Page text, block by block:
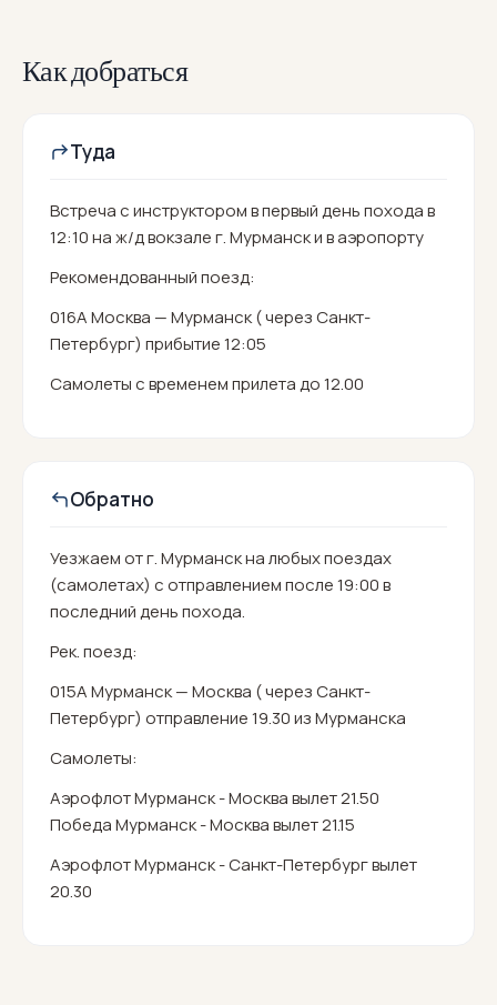
Как добраться
Туда
Встреча с инструктором в первый день похода в
12:10 на ж/д вокзале г. Мурманск и в аэропорту
Рекомендованный поезд:
016А Москва — Мурманск ( через Санкт-
Петербург) прибытие 12:05
Самолеты с временем прилета до 12.00
Обратно
Уезжаем от г. Мурманск на любых поездах
(самолетах) с отправлением после 19:00 в
последний день похода.
Рек. поезд:
015А Мурманск — Москва ( через Санкт-
Петербург) отправление 19.30 из Мурманска
Самолеты:
Аэрофлот Мурманск - Москва вылет 21.50
Победа Мурманск - Москва вылет 21.15
Аэрофлот Мурманск - Санкт-Петербург вылет
20.30